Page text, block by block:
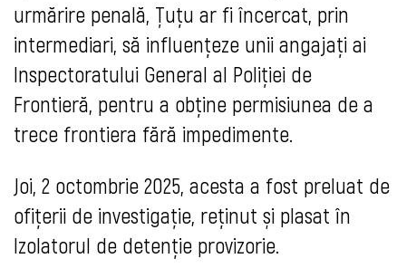
urmărire penală, Țuțu ar fi încercat, prin
intermediari, să influențeze unii angajați ai
Inspectoratului General al Poliției de
Frontieră, pentru a obține permisiunea de a
trece frontiera fără impedimente.
Joi, 2 octombrie 2025, acesta a fost preluat de
ofițerii de investigație, reținut și plasat în
Izolatorul de detenție provizorie.